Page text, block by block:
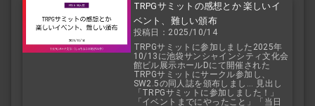
TRPGサミットの感想とか 楽しいイ
ベント、難しい頒布
投稿日：2025/10/14
TRPGサミットに参加しました2025年
10/13に池袋サンシャインシティ文化会
館ビル展示ホールDにて開催された
TRPGサミットにサークル参加し、
SW2.5の同人誌を頒布しまし... 見出し
「TRPGサミットに参加しました！」
「イベントまでにやったこと」「当日